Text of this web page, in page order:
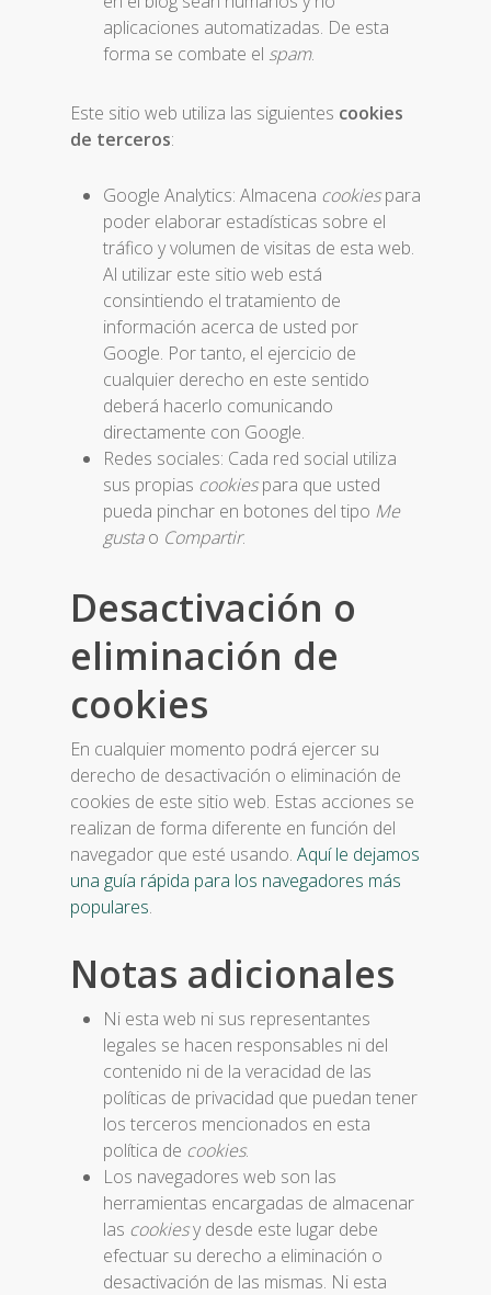
aplicaciones automatizadas. De esta
forma se combate el spam.
Este sitio web utiliza las siguientes cookies
de terceros:
Google Analytics: Almacena cookiespara
poder elaborar estadísticas sobre el
tráfico y volumen de visitas de esta web.
Al utilizar este sitio web está
consintiendo el tratamiento de
información acerca de usted por
Google. Por tanto, el ejercicio de
cualquier derecho en este sentido
deberá hacerlo comunicando
directamente con Google.
Redes sociales: Cada red social utiliza
sus propias cookiespara que usted
pueda pinchar en botones del tipo Me
gustao Compartir.
Desactivación o
eliminación de
cookies
En cualquier momento podrá ejercer su
derecho de desactivación o eliminación de
cookies de este sitio web. Estas acciones se
realizan de forma diferente en función del
navegador que esté usando. Aquí le dejamos
una guía rápida para los navegadores más
populares.
Notas adicionales
Ni esta web ni sus representantes
legales se hacen responsables ni del
contenido ni de la veracidad de las
políticas de privacidad que puedan tener
los terceros mencionados en esta
política de cookies.
Los navegadores web son las
herramientas encargadas de almacenar
las cookiesy desde este lugar debe
efectuar su derecho a eliminación o
desactivación de las mismas. Ni esta